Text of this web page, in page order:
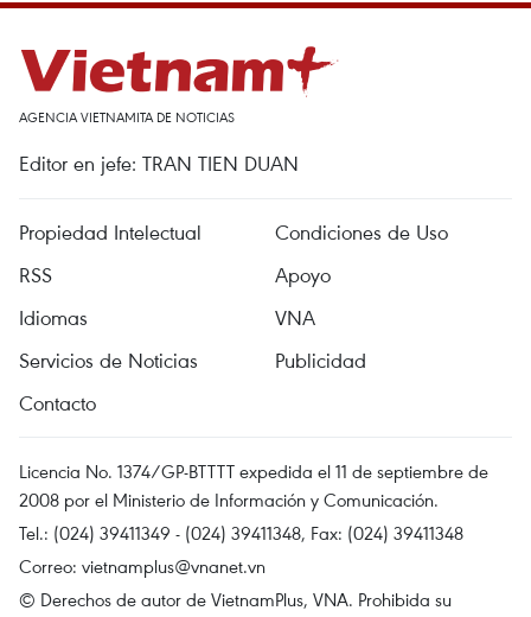
AGENCIA VIETNAMITA DE NOTICIAS
Editor en jefe: TRAN TIEN DUAN
Propiedad Intelectual
Condiciones de Uso
RSS
Apoyo
Idiomas
VNA
Servicios de Noticias
Publicidad
Contacto
Licencia No. 1374/GP-BTTTT expedida el 11 de septiembre de
2008 por el Ministerio de Información y Comunicación.
Tel.: (024) 39411349 - (024) 39411348, Fax: (024) 39411348
Correo: vietnamplus@vnanet.vn
© Derechos de autor de VietnamPlus, VNA. Prohibida su